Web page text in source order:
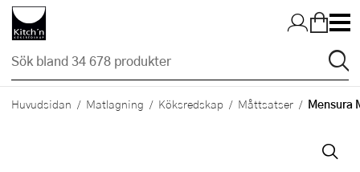
Hopp till huvudinnehållet
Huvudsidan Matlagning Köksredskap Måttsatser Mensura